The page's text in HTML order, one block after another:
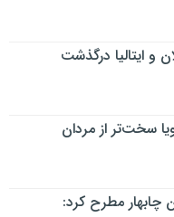
و ایتالیا درگذشت
سخت‌تر از مردان
مطرح کرد: